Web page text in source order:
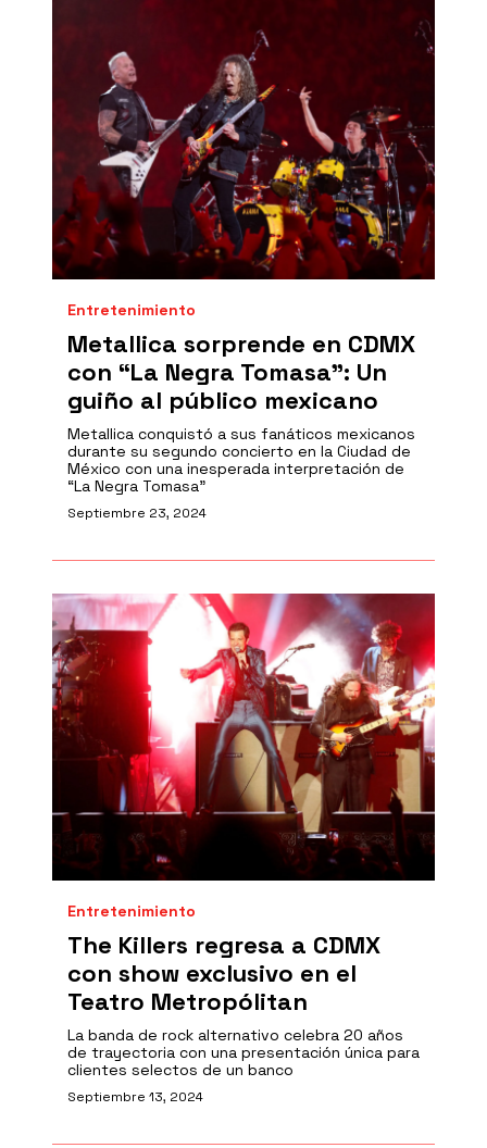
Entretenimiento
Metallica sorprende en CDMX
con “La Negra Tomasa": Un
guiño al público mexicano
Metallica conquistó a sus fanáticos mexicanos
durante su segundo concierto en la Ciudad de
México con una inesperada interpretación de
“La Negra Tomasa”
Septiembre 23, 2024
Entretenimiento
The Killers regresa a CDMX
con show exclusivo en el
Teatro Metropólitan
La banda de rock alternativo celebra 20 años
de trayectoria con una presentación única para
clientes selectos de un banco
Septiembre 13, 2024